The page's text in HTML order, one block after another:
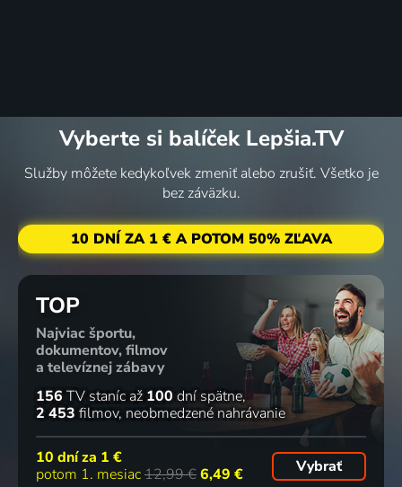
Vyberte si balíček Lepšia.TV
Služby môžete kedykoľvek zmeniť alebo zrušiť. Všetko je
bez záväzku.
10 DNÍ ZA 1 € A POTOM 50% ZĽAVA
TOP
Najviac športu,
dokumentov, filmov
a televíznej zábavy
156 TV staníc až 100 dní spätne
2 453 filmov neobmedzené nahrávanie
10 dní za 1 €
potom 1. mesiac12,99 €6,49 € Vybrať